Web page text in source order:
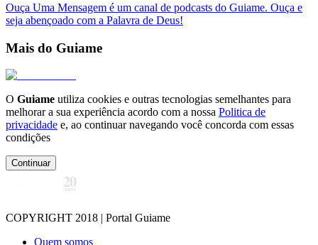
Ouça Uma Mensagem é um canal de podcasts do Guiame. Ouça e
seja abençoado com a Palavra de Deus!
Mais do Guiame
O Guiame utiliza cookies e outras tecnologias semelhantes para
melhorar a sua experiência acordo com a nossa Politica de
privacidade e, ao continuar navegando você concorda com essas
condições
Continuar
COPYRIGHT 2018 | Portal Guiame
Quem somos